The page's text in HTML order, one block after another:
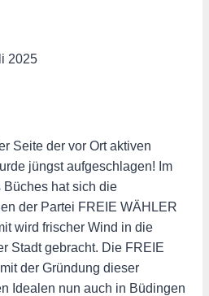
2025
Seite der vor Ort aktiven
jüngst aufgeschlagen! Im
Büches hat sich die
der Partei FREIE WÄHLER
wird frischer Wind in die
Stadt gebracht. Die FREIE
der Gründung dieser
Idealen nun auch in Büdingen